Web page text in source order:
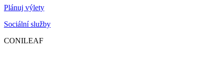
Plánuj výlety
Sociální služby
CONILEAF